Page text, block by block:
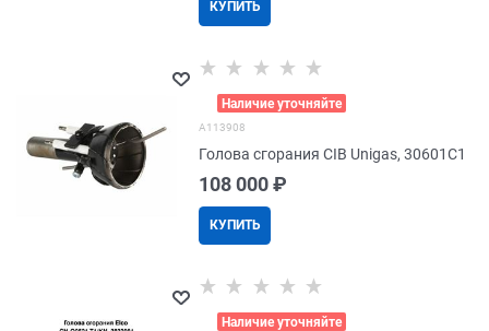
КУПИТЬ
Наличие уточняйте
A113908
Голова сгорания CIB Unigas, 30601C1
108 000 ₽
КУПИТЬ
Наличие уточняйте